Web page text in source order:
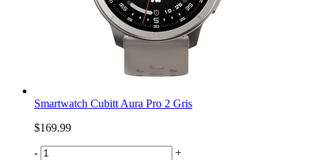
Smartwatch Cubitt Aura Pro 2 Gris
$169.99
-
+